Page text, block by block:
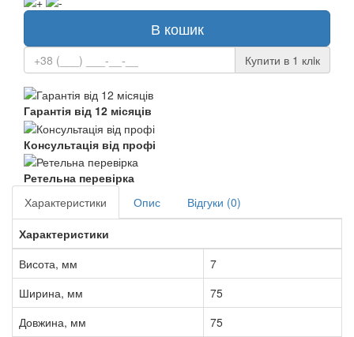
В кошик
Купити в 1 клiк
Гарантія від 12 місяців
Консультація від профі
Ретельна перевірка
Характеристики
Опис
Відгуки (0)
Характеристики
Висота, мм
7
Ширина, мм
75
Довжина, мм
75